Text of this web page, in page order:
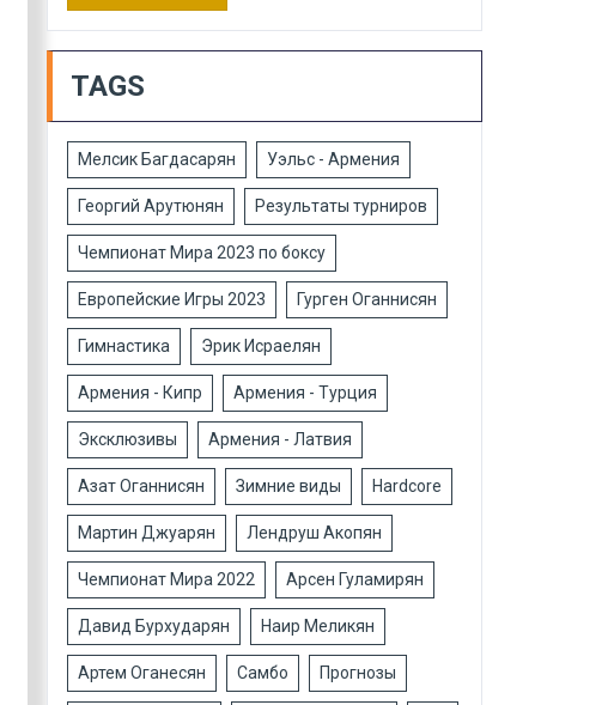
TAGS
Мелсик Багдасарян Уэльс - Армения
Георгий Арутюнян Результаты турниров
Чемпионат Мира 2023 по боксу
Европейские Игры 2023 Гурген Оганнисян
Гимнастика Эрик Исраелян
Армения - Кипр Армения - Турция
Эксклюзивы Армения - Латвия
Азат Оганнисян Зимние виды Hardcore
Мартин Джуарян Лендруш Акопян
Чемпионат Мира 2022 Арсен Гуламирян
Давид Бурхударян Наир Меликян
Артем Оганесян Самбо Прогнозы